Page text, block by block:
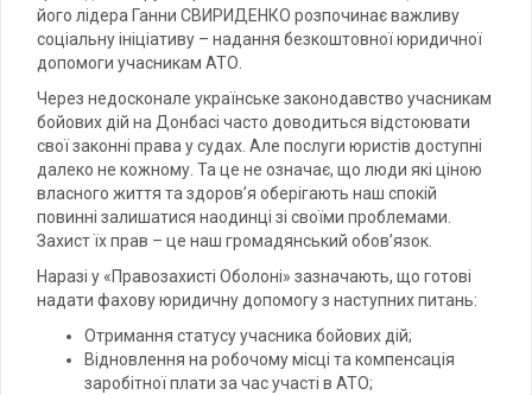
його лідера Ганни СВИРИДЕНКО розпочинає важливу
соціальну ініціативу – надання безкоштовної юридичної
допомоги учасникам АТО.
Через недосконале українське законодавство учасникам
бойових дій на Донбасі часто доводиться відстоювати
свої законні права у судах. Але послуги юристів доступні
далеко не кожному. Та це не означає, що люди які ціною
власного життя та здоров’я оберігають наш спокій
повинні залишатися наодинці зі своїми проблемами.
Захист їх прав – це наш громадянський обов’язок.
Наразі у «Правозахисті Оболоні» зазначають, що готові
надати фахову юридичну допомогу з наступних питань:
Отримання статусу учасника бойових дій;
Відновлення на робочому місці та компенсація
заробітної плати за час участі в АТО;